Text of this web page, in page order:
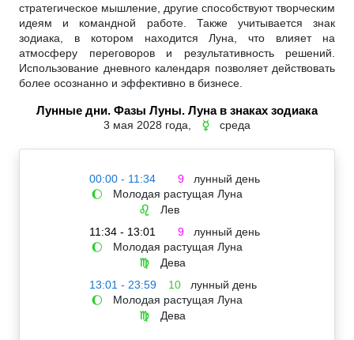
стратегическое мышление, другие способствуют творческим
идеям и командной работе. Также учитывается знак
зодиака, в котором находится Луна, что влияет на
атмосферу переговоров и результативность решений.
Использование дневного календаря позволяет действовать
более осознанно и эффективно в бизнесе.
Лунные дни. Фазы Луны. Луна в знаках зодиака
3 мая 2028 года, ☿ среда
00:00 - 11:34 9 лунный день
🌔 Молодая растущая Луна
♌
Лев
11:34 - 13:01
9 лунный день
🌔 Молодая растущая Луна
♍
Дева
13:01 - 23:59
10 лунный день
🌔 Молодая растущая Луна
♍ Дева